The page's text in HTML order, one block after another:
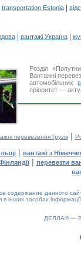
transportation Estonia|
| вантажі Україна|
Розділ
Вантажні
автомобільних
пріоритет —
перевезення Грузія|
| вантажі з
| перевезти
содержание данного
інших засобах
ДЕЛЛА® —